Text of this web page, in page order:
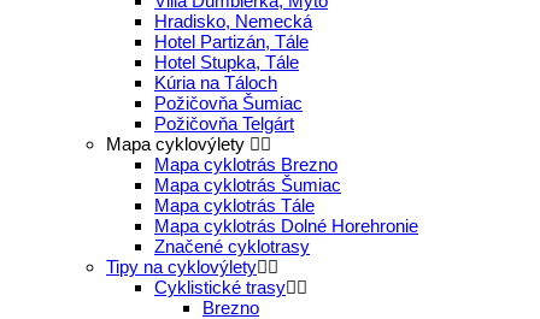
Hradisko, Nemecká
Hotel Partizán, Tále
Hotel Stupka, Tále
Kúria na Táloch
Požičovňa Šumiac
Požičovňa Telgárt
Mapa cyklovýlety
Mapa cyklotrás Brezno
Mapa cyklotrás Šumiac
Mapa cyklotrás Tále
Mapa cyklotrás Dolné Horehronie
Značené cyklotrasy
Tipy na cyklovýlety
Cyklistické trasy
Brezno